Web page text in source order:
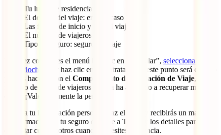
Tu lugar de residencia
El destino del viaje: en este caso Túnez
Las fechas de inicio y fin del viaje
El número de viajeros
Tipo de seguro: seguro de viaje
Una vez completes el menú has clic en “Calcular”, selecciona el
IATI Mochilero
y haz clic en “Contratar”. En este punto será cuando
puedas hacerte con el Complemento de Anulación de Viaje, el
favorito de miles de viajeros que ya ha ayudado a recuperar miles de
euros. ¡Vale totalmente la pena!
Rellena tu información personal, haz el pago y recibirás un mail con
la información de tu seguro de viaje a Túnez y los detalles para
contactar con nosotros cuando necesites asistencia.